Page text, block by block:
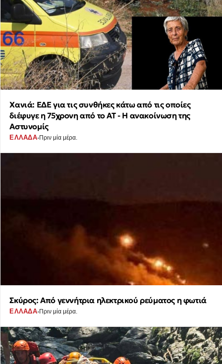
Χανιά: ΕΔΕ για τις συνθήκες κάτω από τις οποίες
διέφυγε η 75χρονη από το ΑΤ - Η ανακοίνωση της
Αστυνομίς
ΕΛΛΑΔΑ·Πριν μία μέρα.
Σκύρος: Από γεννήτρια ηλεκτρικού ρεύματος η φωτιά
ΕΛΛΑΔΑ·Πριν μία μέρα.